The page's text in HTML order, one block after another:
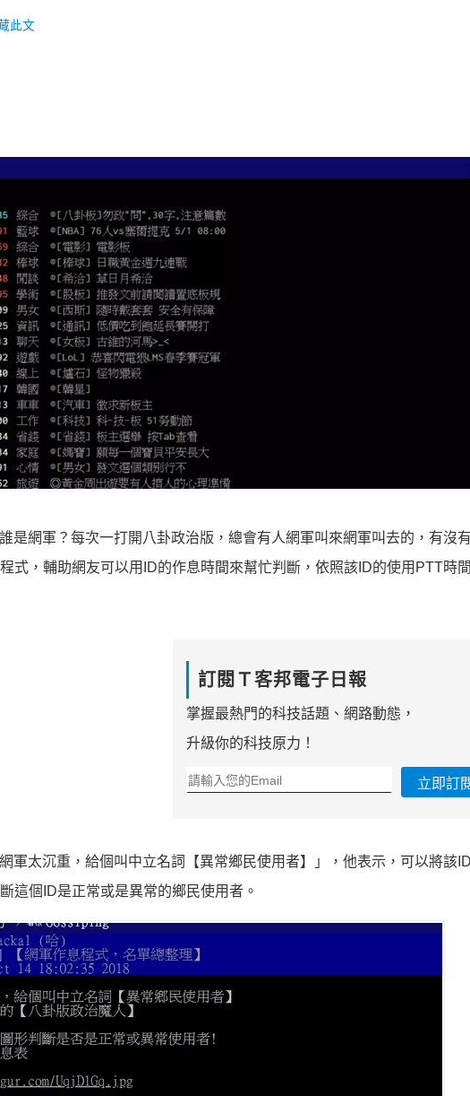
此文
是網軍？每次一打開八卦政治版，總會有人網軍叫來網軍叫去的，有沒
式，輔助網友可以用ID的作息時間來幫忙判斷，依照該ID的使用PTT時
訂閱Ｔ客邦電子日報
掌握最熱門的科技話題、網路動態，
升級你的科技原力！
立即訂
軍太沉重，給個叫中立名詞【異常鄉民使用者】」，他表示，可以將該
這個ID是正常或是異常的鄉民使用者。